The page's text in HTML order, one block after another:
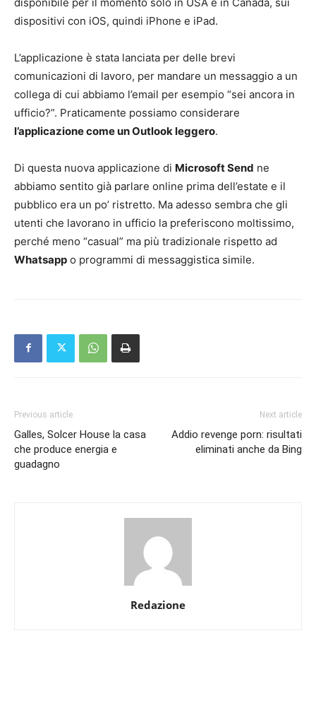
dispositivi con iOS, quindi iPhone e iPad.
L’applicazione è stata lanciata per delle brevi
comunicazioni di lavoro, per mandare un messaggio a un
collega di cui abbiamo l’email per esempio “sei ancora in
ufficio?”. Praticamente possiamo considerare
l’applicazione come un Outlook leggero.
Di questa nuova applicazione di Microsoft Send ne
abbiamo sentito già parlare online prima dell’estate e il
pubblico era un po’ ristretto. Ma adesso sembra che gli
utenti che lavorano in ufficio la preferiscono moltissimo,
perché meno “casual” ma più tradizionale rispetto ad
Whatsapp o programmi di messaggistica simile.
Previous article
Galles, Solcer House la casa
che produce energia e
guadagno
Next article
Addio revenge porn: risultati
eliminati anche da Bing
Redazione